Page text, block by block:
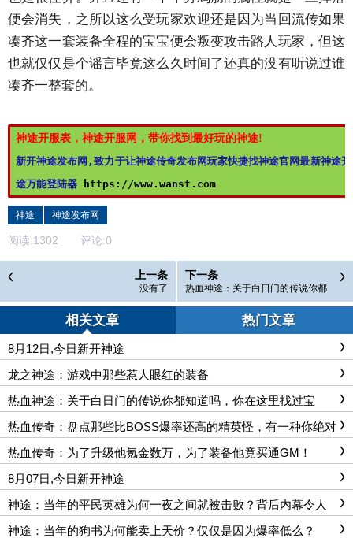
便会消失，之所以这么受玩家欢迎还是因为当回流传如果
凑齐这一套装备全程的宝宝便会叛变攻击路人玩家，但这
也就仅仅是个谣言毕竟这么久时间了还真的没有听说过谁
凑齐一整套的。
神途开服表，神途开服网，带你找到最好玩的神途!
新开神途发布网,致力于让神途传奇发布网玩家快捷找神途官网最新神途
途万能登陆器
https://www.wanst.com
神途 神途发布网
阅读:1302 评论:0
上一条
没有了
下一条
热血神途：关于白日门的传说你都
相关文章 热门文章
8月12日,今日新开神途
龙之神途：游戏中那些惹人眼红的装备
热血神途：关于白日门的传说你都知道吗，你在这里找过宝
宝？
热血传奇：盘点那些比BOSS爆率还高的精英怪，有一种你绝对
想
热血传奇：为了升级他氪金数万，为了装备他竟买通GM！
8月07日,今日新开神途
神途：当年的平民英雄为何一夜之间就被击败？背后内幕令人
担忧！
神途：当年的狗书为何能卖上天价？仅仅是因为爆率低么？